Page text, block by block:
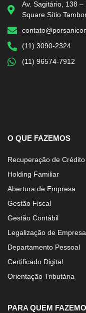
Av. Sagitário, 138
Square Sítio
(11) 3090-2324
(11) 96574-7912
O QUE FAZEMOS
Recuperação de
Holding Familiar
Abertura de Empresa
Gestão Fiscal
Gestão Contábil
Legalização de
Departamento Pessoal
Certificado Digital
Orientação Tributária
PARA QUEM